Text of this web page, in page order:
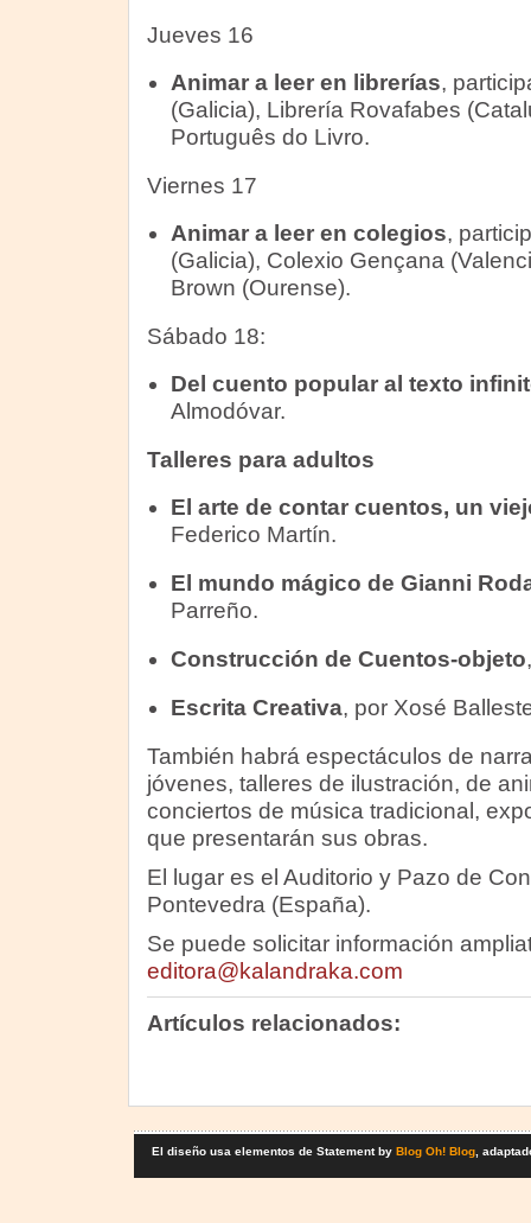
Jueves 16
Animar a leer en librerías,
(Galicia), Librería Rovafabes
Português do Livro.
Viernes 17
Animar a leer en colegios,
(Galicia), Colexio Gençana
Brown (Ourense).
Sábado 18:
Del cuento popular al texto
Almodóvar.
Talleres para adultos
El arte de contar cuentos, un
Federico Martín.
El mundo mágico de Gianni
Parreño.
Construcción de Cuentos-objeto
Escrita Creativa, por Xosé
También habrá espectáculos de
jóvenes, talleres de ilustración, de
conciertos de música tradicional,
que presentarán sus obras.
El lugar es el Auditorio y Pazo de
Pontevedra (España).
Se puede solicitar información
editora@kalandraka.com
Artículos relacionados:
El diseño usa elementos de Statement by Blog Oh! Blog,